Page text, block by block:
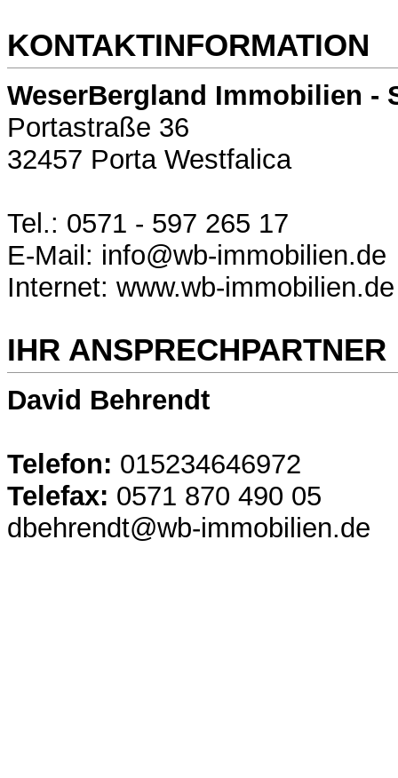
KONTAKTINFORMATION
WeserBergland Immobilien -
Portastraße 36
32457 Porta Westfalica
Tel.: 0571 - 597 265 17
E-Mail: info@wb-immobilien.de
Internet: www.wb-immobilien.de
IHR ANSPRECHPARTNER
David Behrendt
Telefon: 015234646972
Telefax: 0571 870 490 05
dbehrendt@wb-immobilien.de